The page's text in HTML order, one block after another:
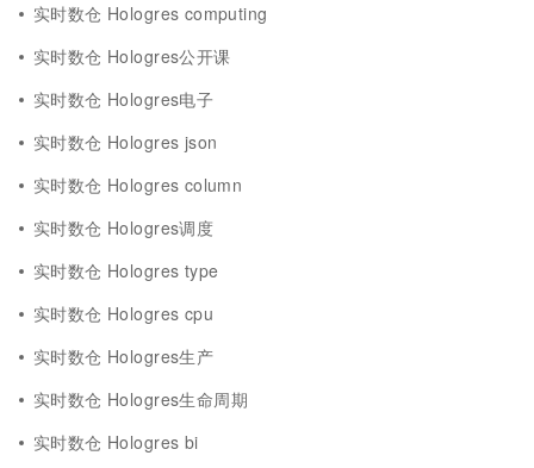
实时数仓 Hologres computing
实时数仓 Hologres公开课
实时数仓 Hologres电子
实时数仓 Hologres json
实时数仓 Hologres column
实时数仓 Hologres调度
实时数仓 Hologres type
实时数仓 Hologres cpu
实时数仓 Hologres生产
实时数仓 Hologres生命周期
实时数仓 Hologres bi